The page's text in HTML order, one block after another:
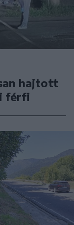
hajtott
férfi